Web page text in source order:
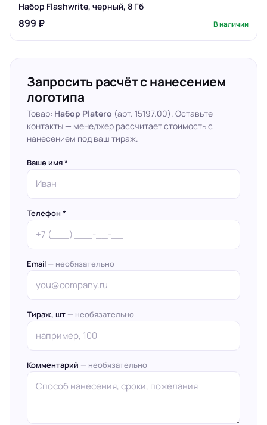
Набор Flashwrite, черный, 8 Гб
899 ₽ В наличии
Запросить расчёт с нанесением
логотипа
Товар: Набор Platero (арт. 15197.00). Оставьте
контакты — менеджер рассчитает стоимость с
нанесением под ваш тираж.
Ваше имя *
Телефон *
Email — необязательно
Тираж, шт — необязательно
Комментарий — необязательно